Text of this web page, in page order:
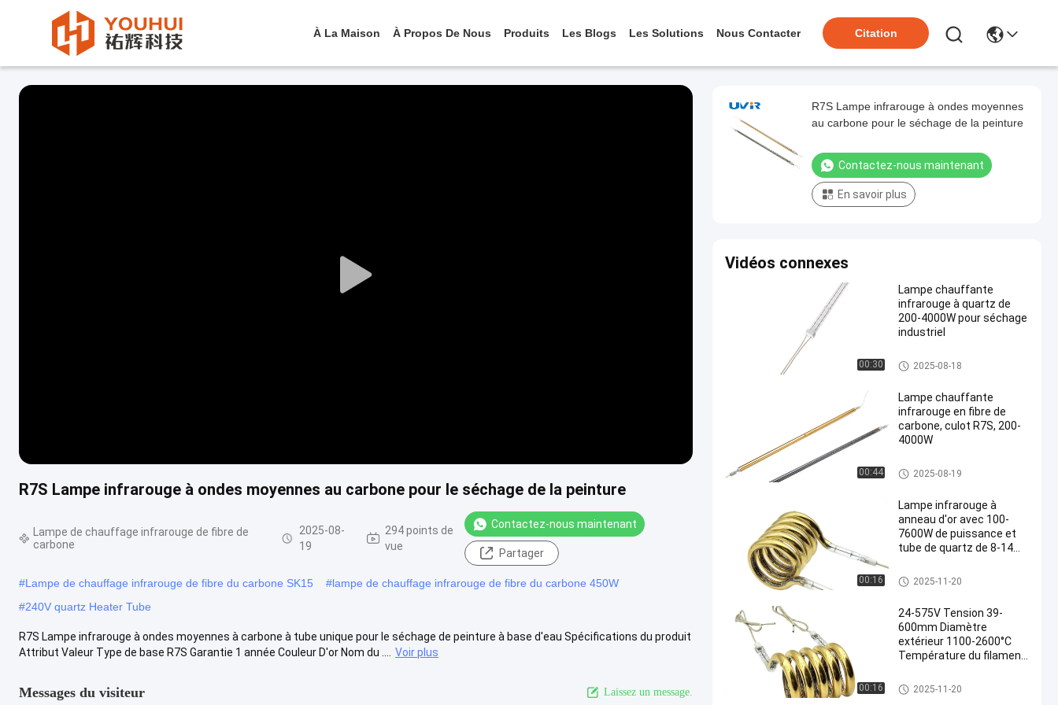
À La Maison À Propos De Nous Produits Les Blogs Les Solutions Nous Contacter Citation
Play
R7S Lampe infrarouge à ondes moyennes au carbone pour le séchage de la peinture
Lampe de chauffage infrarouge de fibre de
carbone
2025-08-
19
294 points de
vue
Contactez-nous maintenant
Partager
#Lampe de chauffage infrarouge de fibre du carbone SK15 #lampe de chauffage infrarouge de fibre du carbone 450W
#240V quartz Heater Tube
R7S Lampe infrarouge à ondes moyennes à carbone à tube unique pour le séchage de peinture à base d'eau Spécifications du produit
Attribut Valeur Type de base R7S Garantie 1 année Couleur D'or Nom du ....
Voir plus
Messages du visiteur Laissez un message.
R7S Lampe infrarouge à ondes moyennes
au carbone pour le séchage de la peinture
Contactez-nous maintenant
En savoir plus
Vidéos connexes
00:30
Lampe chauffante
infrarouge à quartz de
200-4000W pour séchage
industriel
Lampes d'infrarouge de quart
z
2025-08-18
00:44
Lampe chauffante
infrarouge en fibre de
carbone, culot R7S, 200-
4000W
Lampe de chauffage infraroug
e de fibre de carbone
2025-08-19
00:16
Lampe infrarouge à
anneau d'or avec 100-
7600W de puissance et
tube de quartz de 8-14
efficace
Ring Infrared Lamps
2025-11-20
00:16
24-575V Tension 39-
600mm Diamètre
extérieur 1100-2600°C
Température du filament
Circulaire tube de
chauffage infrarouge
Ring Infrared Lamps
2025-11-20